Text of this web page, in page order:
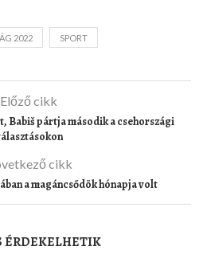
2022 SPORT
Előző cikk
Babiš pártja második a csehországi
cikk
a magáncsődök hónapja volt
ÉRDEKELHETIK